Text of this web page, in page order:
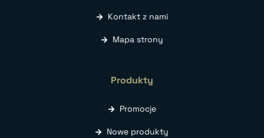
Kontakt z nami
Mapa strony
Produkty
Promocje
Nowe produkty